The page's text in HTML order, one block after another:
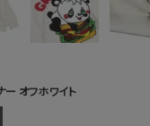
ー オフホワイト